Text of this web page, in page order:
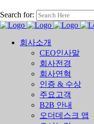
Search for:
회사소개
CEO인사말
회사전경
회사연혁
인증 & 수상
주요고객
B2B 안내
오더데스크 앱